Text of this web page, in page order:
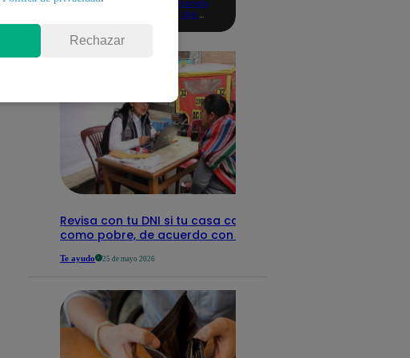
consultando
con tu DNI:
detalles
Revisa con tu DNI si tu casa califica
como pobre, de acuerdo con el Sisfoh
Te ayudo 25 de mayo 2026
Rechazar